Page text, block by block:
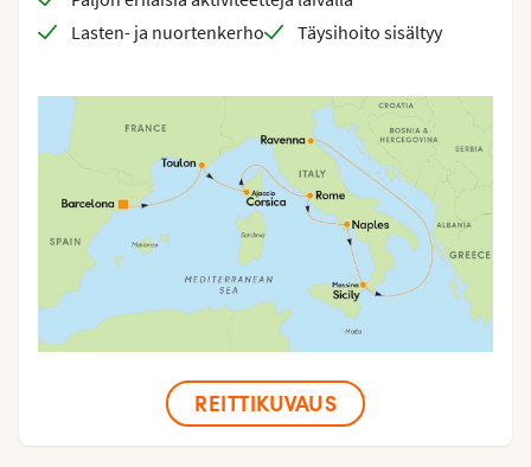
Lasten- ja nuortenkerho
Täysihoito sisältyy
REITTIKUVAUS